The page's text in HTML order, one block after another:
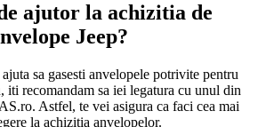
ajutor la achizitia de
Jeep?
sa gasesti anvelopele potrivite pentru
iti recomandam sa iei legatura cu unul din
Astfel, te vei asigura ca faci cea mai
la achizitia anvelopelor.